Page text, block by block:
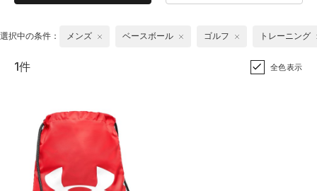
選択中の条件： メンズ ベースボール ゴルフ トレーニング
1件 全色表示